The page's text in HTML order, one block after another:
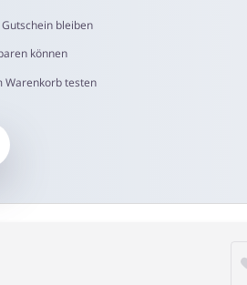
bleiben
können
Warenkorb testen